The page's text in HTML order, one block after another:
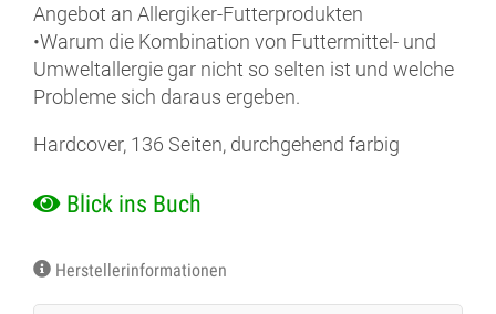
Angebot an Allergiker-Futterprodukten
•Warum die Kombination von Futtermittel- und
Umweltallergie gar nicht so selten ist und welche
Probleme sich daraus ergeben.
Hardcover, 136 Seiten, durchgehend farbig
Blick ins Buch
Herstellerinformationen